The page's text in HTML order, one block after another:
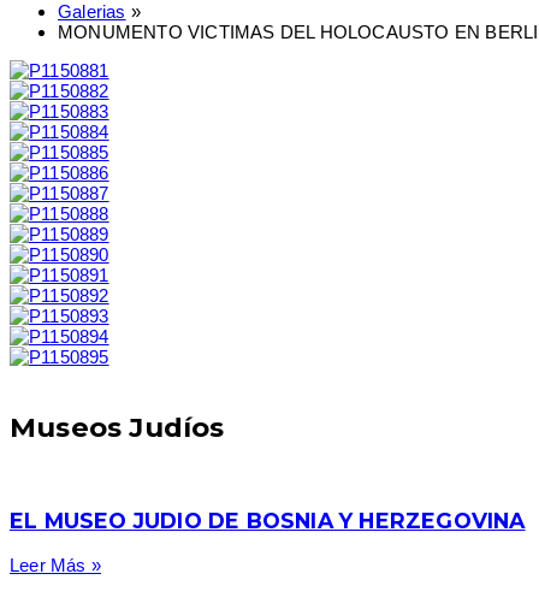
Galerias »
MONUMENTO VICTIMAS DEL HOLOCAUSTO EN
Museos Judíos
EL MUSEO JUDIO DE BOSNIA Y HERZEGOVINA
Leer Más »